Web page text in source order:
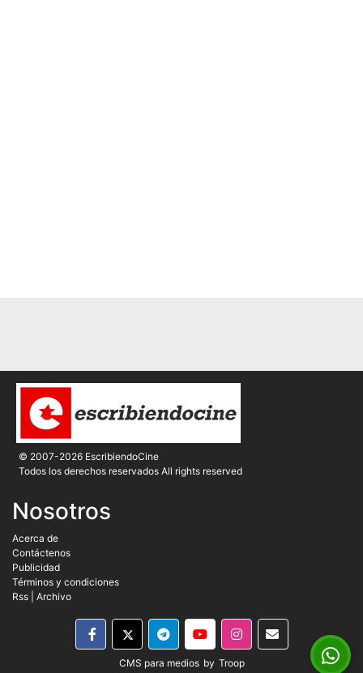
© 2007-2026 EscribiendoCine
Todos los derechos reservados All rights reserved
Nosotros
Acerca de
Contáctenos
Publicidad
Términos y condiciones
Rss
Archivo
CMS para medios by Troop